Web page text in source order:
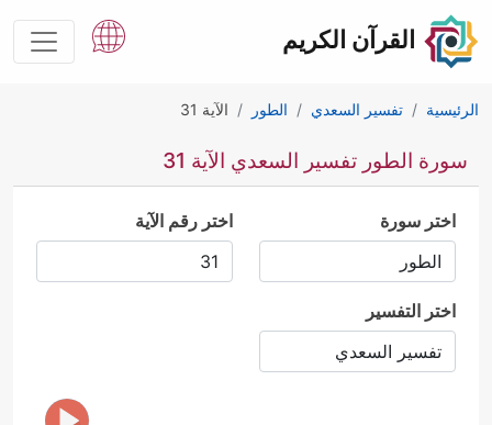
القرآن الكريم
الرئيسية تفسير السعدي الطور الآية 31
سورة الطور تفسير السعدي الآية 31
اختر سورة اختر رقم الآية
اختر التفسير